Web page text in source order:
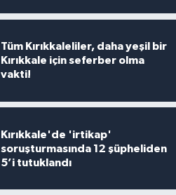
Tüm Kırıkkaleliler, daha yeşil bir
Kırıkkale için seferber olma
vakti!
Kırıkkale'de 'irtikap'
soruşturmasında 12 şüpheliden
5’i tutuklandı